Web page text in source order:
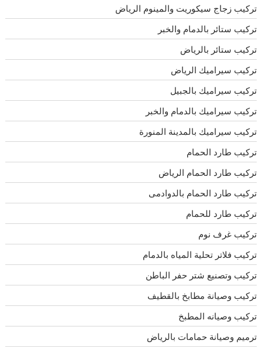
تركيب زجاج سيكوريت والمينوم الرياض
تركيب ستائر بالدمام والخبر
تركيب ستائر بالرياض
تركيب سيراميك الرياض
تركيب سيراميك بالجبيل
تركيب سيراميك بالدمام والخبر
تركيب سيراميك بالمدينة المنورة
تركيب طارد الحمام
تركيب طارد الحمام الرياض
تركيب طارد الحمام بالدوادمى
تركيب طارد للحمام
تركيب غرف نوم
تركيب فلاتر تحلية المياه بالدمام
تركيب وتصنيع شتر حفر الباطن
تركيب وصيانة مطابخ بالقطيف
تركيب وصيانه المطبخ
ترميم وصيانة حمامات بالرياض